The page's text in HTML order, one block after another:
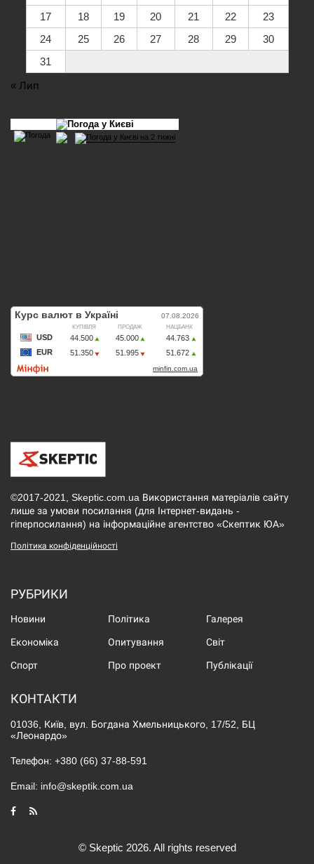
17
18 19 20 21 22
23
24
25 26 27 28 29
30
31
« Лип
©2017-2021, Skeptic.com.ua Використання матеріалів сайту
лише за умови посилання (для Інтернет-видань -
гіперпосилання) на інформаційне агентство «Скептик ЮА»
Політика конфіденційності
РУБРИКИ
Новини Політика Галерея
Економіка Опитування Світ
Спорт Про проект Публікації
КОНТАКТИ
01036, Київ, вул. Богдана Хмельницького, 17/52, БЦ
«Леонардо»
Телефон: +380 (66) 37-88-591
Email: info@skeptik.com.ua
© Skeptic 2026. All rights reserved